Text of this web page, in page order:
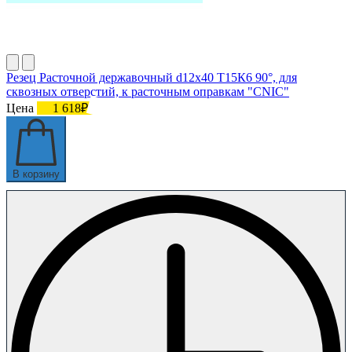
Резец Расточной державочный d12х40 Т15К6 90°, для
сквозных отверстий, к расточным оправкам "CNIC"
Цена
1 618₽
В корзину